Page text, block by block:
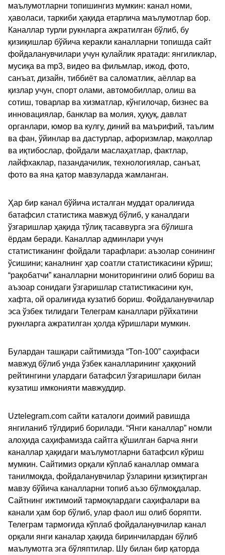
маълумотларни топишингиз мумкин: канал номи,
ҳаволаси, таркиби ҳақида етарлича маълумотлар бор.
Каналлар турли рукнларга ажратилган бўлиб, бу
қизиқишлар бўйича керакли каналларни топишда сайт
фойдаланувчилари учун қулайлик яратади: янгиликлар,
мусиқа ва mp3, видео ва фильмлар, ижод, фото,
санъат, дизайн, тиббиёт ва саломатлик, аёллар ва
қизлар учун, спорт олами, автомобиллар, олиш ва
сотиш, товарлар ва хизматлар, кўнгилочар, бизнес ва
инновациялар, банклар ва молия, ҳуқуқ, давлат
органлари, юмор ва кулгу, диний ва маърифий, таълим
ва фан, ўйинлар ва дастурлар, афоризмлар, мақоллар
ва иқтибослар, фойдали маслаҳатлар, фактлар,
лайфхаклар, пазандачилик, технологиялар, санъат,
фото ва яна қатор мавзуларда жамланган.
Ҳар бир канал бўйича исталган муддат оралиғида
батафсил статистика мавжуд бўлиб, у каналдаги
ўзгаришлар ҳақида тўлиқ тасаввурга эга бўлишга
ёрдам беради. Каналлар админлари учун
статистиканинг фойдали тарафлари: аъзолар сонининг
ўсишини; каналнинг ҳар соатли статистикасини кўриш;
“рақобатчи” каналларни мониторингини олиб бориш ва
аъзоар сонидаги ўзгаришлар статистикасини кун,
хафта, ой оралиғида кузатиб бориш. Фойдаланувчилар
эса ўзбек тилидаги Телеграм каналлари рўйхатини
рукнларга ажратилган ҳолда кўришлари мумкин.
Булардан ташқари сайтимизда “Топ-100” саҳифаси
мавжуд бўлиб унда ўзбек каналларининг ҳаққоний
рейтингини улардаги батафсил ўзгаришлари билан
кузатиш имконияти мавжуддир.
Uztelegram.com сайти каталоги доимий равишда
янгиланиб тўлдириб борилади. “Янги каналлар” номли
алоҳида саҳифамизда сайтга қўшилган барча янги
каналлар ҳақидаги маълумотларни батафсил кўриш
мумкин. Сайтимиз орқали кўплаб каналлар оммага
танилмоқда, фойдаланувчилар ўзларини қизиқтирган
мавзу бўйича каналларни топиб аъзо бўлмоқдалар.
Сайтнинг ижтимоий тармоқлардаги саҳифалари ва
канали ҳам бор бўлиб, улар фаол иш олиб боряпти.
Телеграм тармоғида кўплаб фойдаланувчилар канал
орқали янги каналар ҳақида биринчилардан бўлиб
маълумотга эга бўляптилар. Шу билан бир қаторда